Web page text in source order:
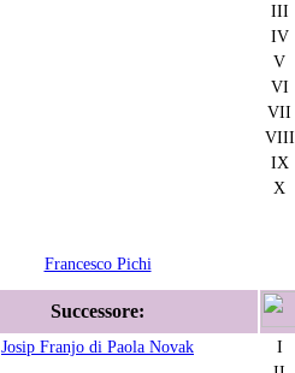
III
IV
V
VI
VII
VIII
IX
X
Francesco Pichi
Successore:
Josip Franjo di Paola Novak
I